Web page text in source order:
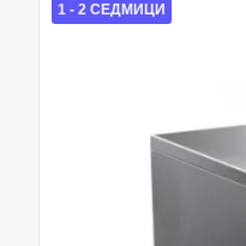
1 - 2 СЕДМИЦИ